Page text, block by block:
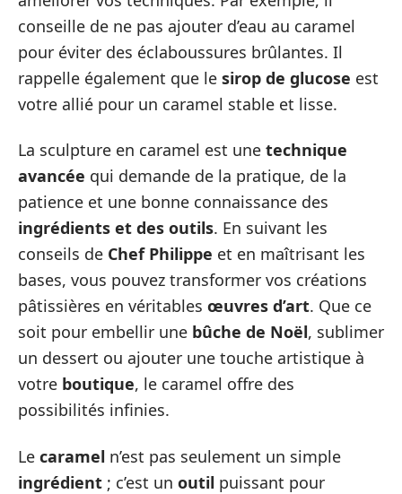
conseille de ne pas ajouter d’eau au caramel
pour éviter des éclaboussures brûlantes. Il
rappelle également que le sirop de glucose est
votre allié pour un caramel stable et lisse.
La sculpture en caramel est une technique
avancée qui demande de la pratique, de la
patience et une bonne connaissance des
ingrédients et des outils. En suivant les
conseils de Chef Philippe et en maîtrisant les
bases, vous pouvez transformer vos créations
pâtissières en véritables œuvres d’art. Que ce
soit pour embellir une bûche de Noël, sublimer
un dessert ou ajouter une touche artistique à
votre boutique, le caramel offre des
possibilités infinies.
Le caramel n’est pas seulement un simple
ingrédient ; c’est un outil puissant pour